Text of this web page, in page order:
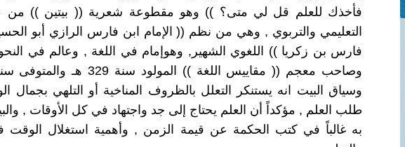
فأخذك للعلم قل لي متى؟ )) وهو مقطوعة شعرية (( بيتين )) من
التعليمي والتربوي , وهي من نظم (( الإمام ابن فارس الرازي أبو
فارس بن زكريا )) اللغوي الشهير, وهوإمام في اللغة , وعالم في
وسياق البيت انه يستنكر التعلل بالظروف المناخية أو التلهي بجمال
طلب العلم , مؤكداً أن العلم يحتاج إلى جد واجتهاد في كل الأوقات ,
به غالباً في كتب الحكمة عن قيمة الزمن , وأهمية استغلال الوقت